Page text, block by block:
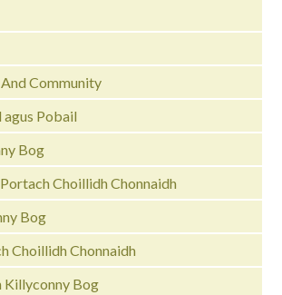
Community
Pobail
Bog
Choillidh Chonnaidh
Bog
Choillidh Chonnaidh
Killyconny Bog